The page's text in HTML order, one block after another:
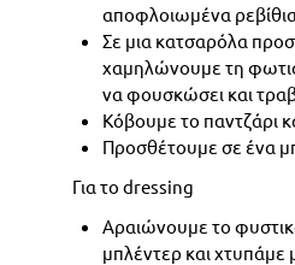
αποφλοιωμένα
Σε μια κατσαρόλα
χαμηλώνουμε τη
να φουσκώσει και
Κόβουμε το παντζάρι
Προσθέτουμε σε ένα
Για τo dressing
Αραιώνουμε το
μπλέντερ και χτυπάμε